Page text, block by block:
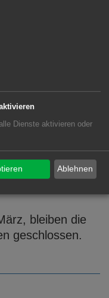
das
die Bürger-
sowie der
am
bleiben die
geschlossen.
Dienste aktivieren oder
Ablehnen